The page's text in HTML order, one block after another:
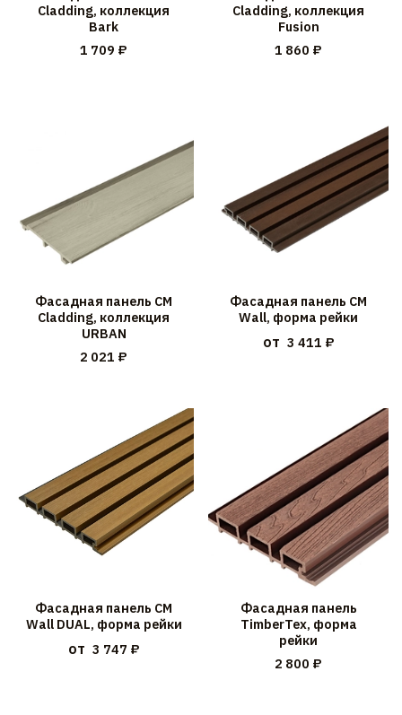
Cladding, коллекция
Bark
1 709 ₽
Cladding, коллекция
Fusion
1 860 ₽
Фасадная панель CM
Cladding, коллекция
URBAN
2 021 ₽
Фасадная панель CM
Wall, форма рейки
от 3 411 ₽
Фасадная панель CM
Wall DUAL, форма рейки
от 3 747 ₽
Фасадная панель
TimberTex, форма
рейки
2 800 ₽